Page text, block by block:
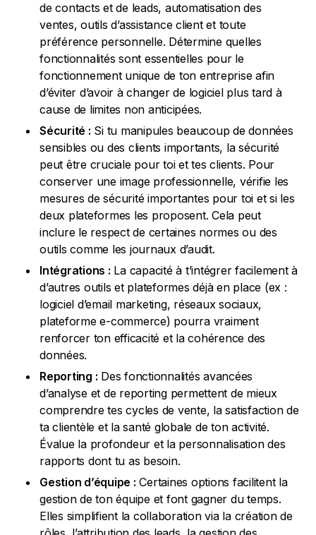
de contacts et de leads, automatisation des
ventes, outils d’assistance client et toute
préférence personnelle. Détermine quelles
fonctionnalités sont essentielles pour le
fonctionnement unique de ton entreprise afin
d’éviter d’avoir à changer de logiciel plus tard à
cause de limites non anticipées.
Sécurité : Si tu manipules beaucoup de données
sensibles ou des clients importants, la sécurité
peut être cruciale pour toi et tes clients. Pour
conserver une image professionnelle, vérifie les
mesures de sécurité importantes pour toi et si les
deux plateformes les proposent. Cela peut
inclure le respect de certaines normes ou des
outils comme les journaux d’audit.
Intégrations : La capacité à t’intégrer facilement à
d’autres outils et plateformes déjà en place (ex :
logiciel d’email marketing, réseaux sociaux,
plateforme e-commerce) pourra vraiment
renforcer ton efficacité et la cohérence des
données.
Reporting : Des fonctionnalités avancées
d’analyse et de reporting permettent de mieux
comprendre tes cycles de vente, la satisfaction de
ta clientèle et la santé globale de ton activité.
Évalue la profondeur et la personnalisation des
rapports dont tu as besoin.
Gestion d’équipe : Certaines options facilitent la
gestion de ton équipe et font gagner du temps.
Elles simplifient la collaboration via la création de